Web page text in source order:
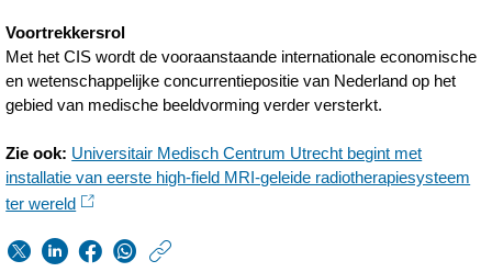
Voortrekkersrol
Met het CIS wordt de vooraanstaande internationale economische
en wetenschappelijke concurrentiepositie van Nederland op het
gebied van medische beeldvorming verder versterkt.
Zie ook: Universitair Medisch Centrum Utrecht begint met
installatie van eerste high-field MRI-geleide radiotherapiesysteem
ter wereld